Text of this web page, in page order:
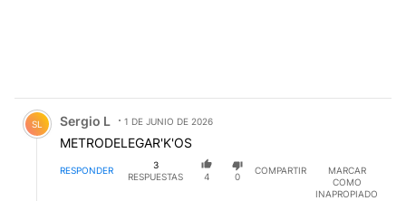
Comentario de Sergio L.
SL Sergio L 1 DE JUNIO DE 2026
METRODELEGAR'K'OS
RESPONDER
3
RESPUESTAS
4 0
COMPARTIR
MARCAR
COMO
INAPROPIADO